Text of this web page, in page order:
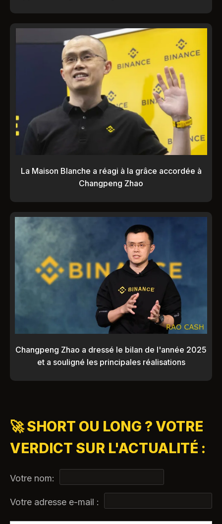
La Maison Blanche a réagi à la grâce accordée à
Changpeng Zhao
Changpeng Zhao a dressé le bilan de l'année 2025
et a souligné les principales réalisations
🚀 SHORT OU LONG ? VOTRE
VERDICT SUR L'ACTUALITÉ :
Votre nom:
Votre adresse e-mail :